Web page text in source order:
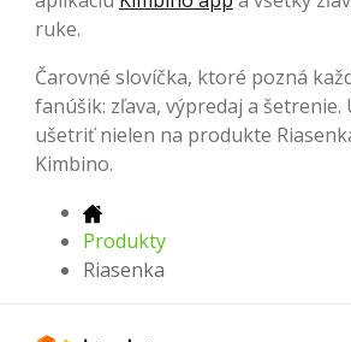
ruke.
Čarovné slovíčka, ktoré pozná
fanúšik: zľava, výpredaj a šetrenie.
ušetriť nielen na produkte
Kimbino.
Produkty
Riasenka